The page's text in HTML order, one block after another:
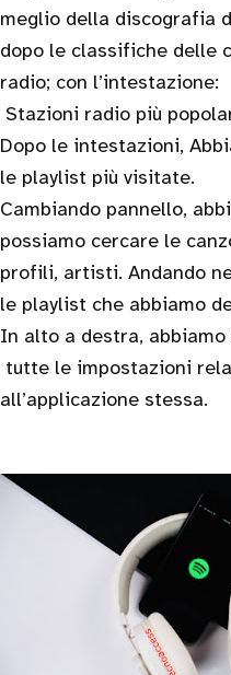
meglio della discografia
dopo le classifiche delle
radio; con l’intestazione:
Stazioni radio più
Dopo le intestazioni,
le playlist più visitate.
Cambiando pannello,
possiamo cercare le
profili, artisti. Andando
le playlist che abbiamo
In alto a destra,
tutte le impostazioni
all’applicazione stessa.